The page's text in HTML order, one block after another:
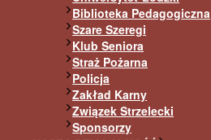
Biblioteka Pedagogiczna
Szare Szeregi
Klub Seniora
Straż Pożarna
Policja
Zakład Karny
Związek Strzelecki
Sponsorzy